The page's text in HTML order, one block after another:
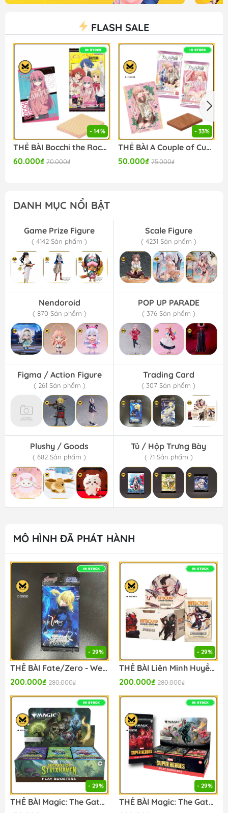
FLASH SALE
- 14%
THẺ BÀI Bocchi the Rock! - Wafer (Bandai Spirits ) PACK CARD CHÍNH HÃNG
60.000₫ 70.000₫
- 33%
THẺ BÀI A Couple of Cuckoos - Wafer Set of 20 (Bandai) PACK CARD CHÍNH HÃNG
50.000₫ 75.000₫
DANH MỤC NỔI BẬT
Game Prize Figure
( 4142 Sản phẩm )
Scale Figure
( 4231 Sản phẩm )
Nendoroid
( 870 Sản phẩm )
POP UP PARADE
( 376 Sản phẩm )
Figma / Action Figure
( 261 Sản phẩm )
Trading Card
( 307 Sản phẩm )
Plushy / Goods
( 682 Sản phẩm )
Tủ / Hộp Trưng Bày
( 71 Sản phẩm )
MÔ HÌNH ĐÃ PHÁT HÀNH
- 29%
THẺ BÀI Fate/Zero - Weiss Schwarz - Extra Booster Box (Bushiroad) PACK CARD CHÍNH HÃNG
200.000₫ 280.000₫
- 29%
THẺ BÀI Liên Minh Huyền Thoại - Riftbound: Spiritforged - Booster Box - League of Legends TCG/Card Game (Riot Games) CARD CHÍNH HÃNG
200.000₫ 280.000₫
- 29%
THẺ BÀI Magic: The Gathering - Secrets of Strixhaven Play Booster Box - Trading Card Game (Wizards of the Coast) - CARD GAME CHÍNH HÃNG FIGURE CHÍNH HÃNG
- 29%
THẺ BÀI Magic: The Gathering - Marvel Super Heroes Play Booster Box - Trading Card Game (Wizards of the Coast) - CARD GAME CHÍNH HÃNG FIGURE CHÍNH HÃNG